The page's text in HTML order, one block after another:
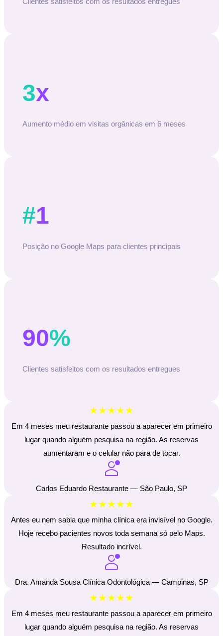
3x
Aumento médio em visitas orgânicas em 6 meses
#1
Posição no Google Maps para clientes principais
90%
Clientes satisfeitos com os resultados entregues
★★★★★
Em 4 meses meu restaurante passou a aparecer em primeiro
lugar quando alguém pesquisa na região. As reservas
aumentaram e o celular não para de tocar.
Carlos Eduardo Restaurante — São Paulo, SP
★★★★★
Antes eu nem sabia que minha clínica era invisível no Google.
Hoje recebo pacientes novos toda semana só pelo Maps.
Resultado incrível.
Dra. Amanda Sousa Clínica Odontológica — Campinas, SP
★★★★★
Em 4 meses meu restaurante passou a aparecer em primeiro
lugar quando alguém pesquisa na região. As reservas